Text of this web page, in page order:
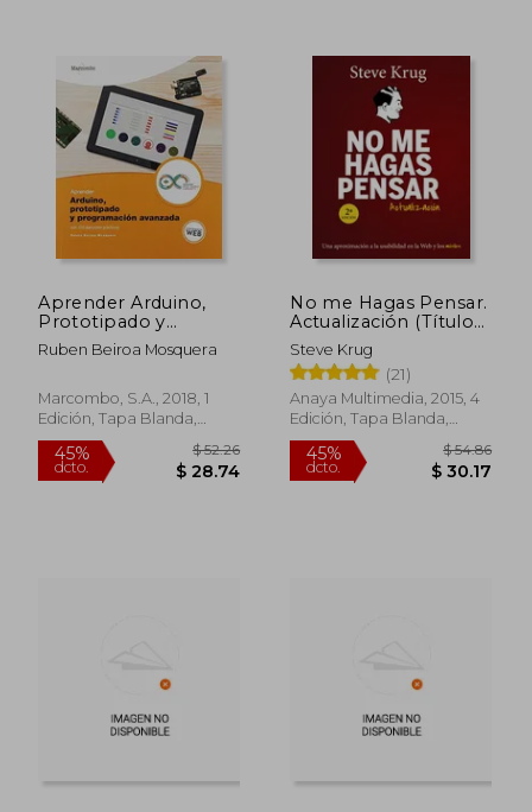
45%
dcto. $ 30.17
Aprender Arduino,
Prototipado y
Programacion
Avanzada con 100
Ruben Beiroa Mosquera
Marcombo, S.A., 2018, 1
Edición, Tapa Blanda,
Nuevo
45% $ 52.26
No me Hagas Pensar.
Actualización (Títulos
Especiales)
Steve Krug
(21)
Anaya Multimedia, 2015, 4
Edición, Tapa Blanda,
Nuevo
45%